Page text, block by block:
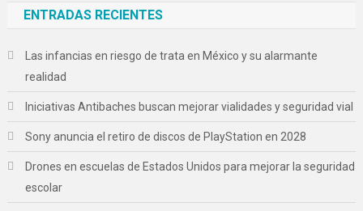
ENTRADAS RECIENTES
Las infancias en riesgo de trata en México y su alarmante
realidad
Iniciativas Antibaches buscan mejorar vialidades y seguridad vial
Sony anuncia el retiro de discos de PlayStation en 2028
Drones en escuelas de Estados Unidos para mejorar la seguridad
escolar